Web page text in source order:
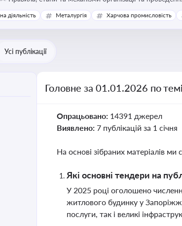
діяльність Металургія Харчова промисловість
Усі публікації
Головне за 01.01.2026 по
Опрацьовано: 14391 джерел
Виявлено: 7 публікацій за 1 січня
На основі зібраних матеріалів ми
Які основні тендери на
У 2025 році оголошено
житлового будинку у
послуги, так і великі